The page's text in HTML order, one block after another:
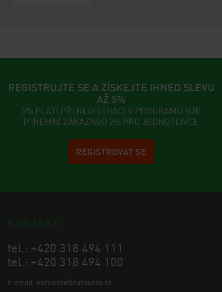
REGISTRUJTE SE A ZÍSKEJTE IHNED SLEVU
AŽ 5%
5% PLATÍ PŘI REGISTRACI V PROGRAMU B2B
(FIREMNÍ ZÁKAZNÍK) 2% PRO JEDNOTLIVCE
REGISTROVAT SE
tel.: +420 318 494 111
tel.: +420 318 494 100
e-email: eurositex@eurositex.cz